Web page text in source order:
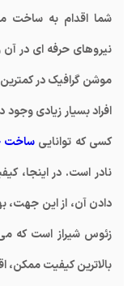
شما اقدام به ساخت
نیروهای حرفه ای در
موشن گرافیک در
افراد بسیار زیادی
کسی که توانایی ساخت
نادر است. در اینجا،
دادن آن، از این جهت،
زئوس شیراز است که
بالاترین کیفیت ممکن،